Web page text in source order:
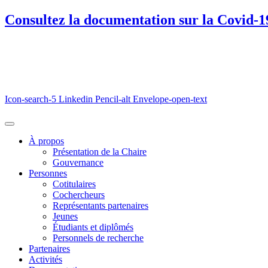
Consultez la documentation sur la Covid-
Icon-search-5 Linkedin Pencil-alt Envelope-open-text
À propos
Présentation de la Chaire
Gouvernance
Personnes
Cotitulaires
Cochercheurs
Représentants partenaires
Jeunes
Étudiants et diplômés
Personnels de recherche
Partenaires
Activités